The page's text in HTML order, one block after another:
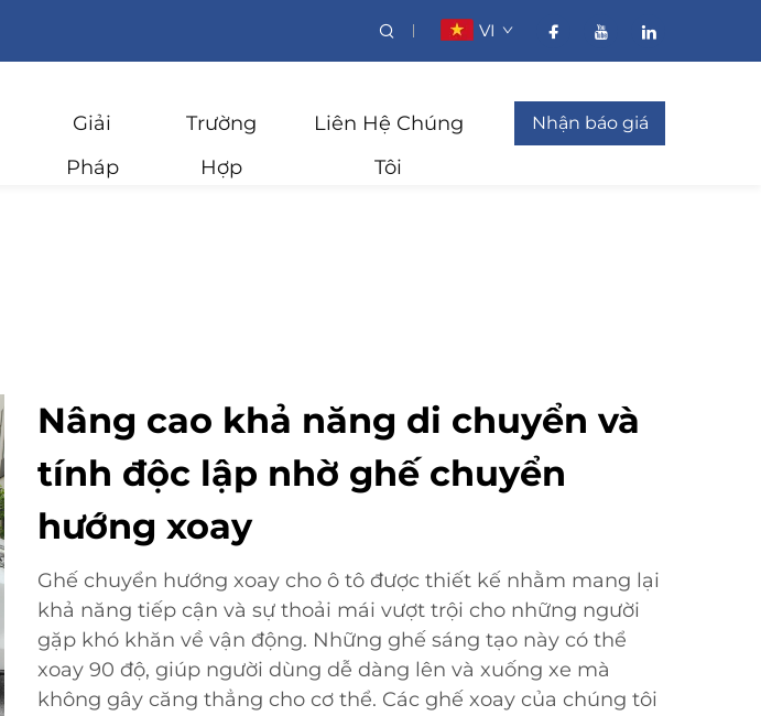
VI
Giải
Pháp
Trường
Hợp
Liên Hệ Chúng
Tôi
Nhận báo giá
Nâng cao khả năng di chuyển và
tính độc lập nhờ ghế chuyển
hướng xoay
Ghế chuyển hướng xoay cho ô tô được thiết kế nhằm mang lại
khả năng tiếp cận và sự thoải mái vượt trội cho những người
gặp khó khăn về vận động. Những ghế sáng tạo này có thể
xoay 90 độ, giúp người dùng dễ dàng lên và xuống xe mà
không gây căng thẳng cho cơ thể. Các ghế xoay của chúng tôi